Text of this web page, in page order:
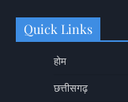
Quick Links
होम
छत्तीसगढ़